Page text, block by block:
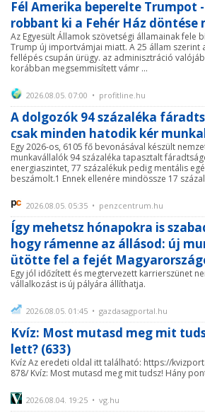
Fél Amerika beperelte Trumpot
robbant ki a Fehér Ház döntése
Az Egyesült Államok szövetségi államainak fele
Trump új importvámjai miatt. A 25 állam szerint
fellépés csupán ürügy. az adminisztráció
korábban megsemmisített vámr ...
2026.08.05. 07:00 • profitline.hu
A dolgozók 94 százaléka
csak minden hatodik kér
Egy 2026-os, 6105 fő bevonásával készült
munkavállalók 94 százaléka tapasztalt
energiaszintet, 77 százalékuk pedig mentális
beszámolt.1 Ennek ellenére mindössze 17 százal
2026.08.05. 05:35 • penzcentrum.hu
Így mehetsz hónapokra is
hogy rámenne az állásod: új
ütötte fel a fejét
Egy jól időzített és megtervezett karrierszünet
vállalkozást is új pályára állíthatja.
2026.08.05. 01:45 • gazdasagportal.hu
Kvíz: Most mutasd meg mit
lett? (633)
Kvíz Az eredeti oldal itt található: https://
878/ Kvíz: Most mutasd meg mit tudsz! Hány
2026.08.04. 19:25 • vg.hu